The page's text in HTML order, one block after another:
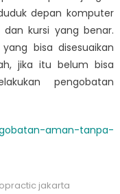
depan komputer
kursi yang benar.
bisa disesuaikan
jika itu belum bisa
pengobatan
aman-tanpa-
jakarta